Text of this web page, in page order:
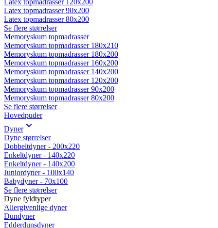
Latex topmadrasser 120x200
Latex topmadrasser 90x200
Latex topmadrasser 80x200
Se flere størrelser
Memoryskum topmadrasser
Memoryskum topmadrasser 180x210
Memoryskum topmadrasser 180x200
Memoryskum topmadrasser 160x200
Memoryskum topmadrasser 140x200
Memoryskum topmadrasser 120x200
Memoryskum topmadrasser 90x200
Memoryskum topmadrasser 80x200
Se flere størrelser
Hovedpuder
Dyner
Dyne størrelser
Dobbeltdyner - 200x220
Enkeltdyner - 140x220
Enkeltdyner - 140x200
Juniordyner - 100x140
Babydyner - 70x100
Se flere størrelser
Dyne fyldtyper
Allergivenlige dyner
Dundyner
Edderdunsdyner